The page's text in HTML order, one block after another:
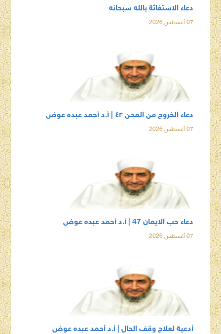
دعاء الاستغاثة بالله سبحانه
07 أغسطس 2026
دعاء الخروج من المحن ٤٢ | أ.د أحمد عبده عوض
07 أغسطس 2026
دعاء حب الايمان 47 | أ.د أحمد عبده عوض
07 أغسطس 2026
أدعية لعلاج وقف الحال | أ.د أحمد عبده عوض